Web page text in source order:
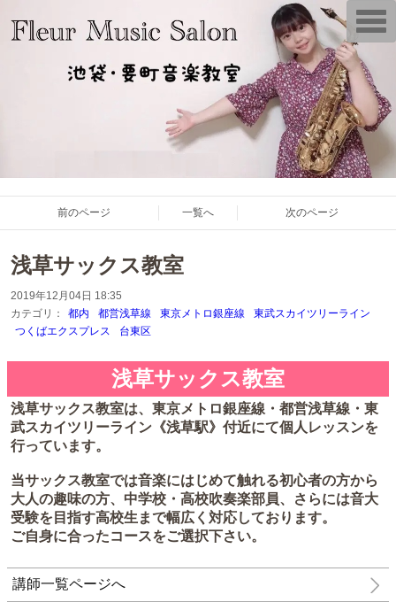
前のページ 一覧へ 次のページ
浅草サックス教室
2019年12月04日 18:35
カテゴリ：
都内 都営浅草線 東京メトロ銀座線
東武スカイツリーライン
つくばエクスプレス
台東区
浅草サックス教室
浅草サックス教室は、東京メトロ銀座線・都営浅草線・東
武スカイツリーライン《浅草駅》付近にて個人レッスンを
行っています。
当サックス教室では音楽にはじめて触れる初心者の方から
大人の趣味の方、中学校・高校吹奏楽部員、さらには音大
受験を目指す高校生まで幅広く対応しております。
ご自身に合ったコースをご選択下さい。
講師一覧ページへ
T
o
g
e
n
v
i
t